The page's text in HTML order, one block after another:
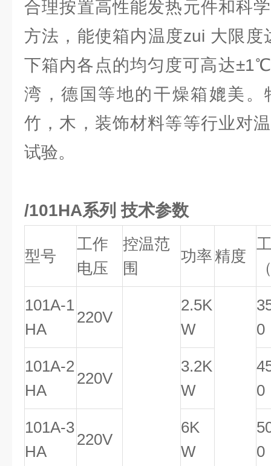
合理按置高性能发热元件和科
方法，能使箱内温度zui 大限
下箱内各点的均匀度可高达
湾，德国等地的干燥箱媲美。
竹，木，装饰材料等等行业对
试验。
/101HA系列 技术参数
型号
工作
电压
控温范
围
功率精度
101A-1
HA
220V
2.5K
W
101A-2
HA
220V
3.2K
W
0
101A-3
HA
220V
6K
W
0